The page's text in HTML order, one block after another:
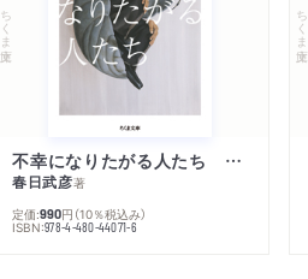
ちくま文庫
不幸になりたがる人たち 増補新版
春日武彦著
定価:990円 （10％税込み）
ISBN:978-4-480-44071-6
ちくま文庫